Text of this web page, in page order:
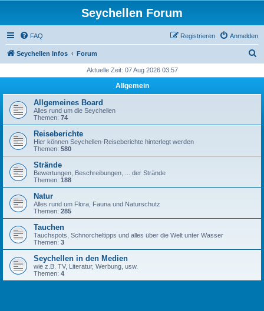
Seychellen Forum
FAQ Anmelden
Registrieren
Seychellen Infos Forum
h
Aktuelle Zeit: 07 Aug 2026 03:57
Allgemein
Allgemeines Board
Alles rund um die Seychellen
Themen: 74
Reiseberichte
Hier können Seychellen-Reiseberichte hinterlegt werden
Themen: 580
Strände
Bewertungen, Beschreibungen, ... der Strände
Themen: 188
Natur
Alles rund um Flora, Fauna und Naturschutz
Themen: 285
Tauchen
Tauchspots, Schnorcheltipps und alles über die Welt unter Wasser
Themen: 3
Seychellen in den Medien
wie z.B. TV, Literatur, Werbung, usw.
Themen: 4